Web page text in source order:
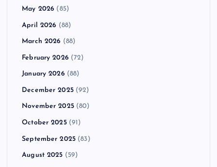
May 2026 (85)
April 2026 (88)
March 2026 (88)
February 2026(72)
January 2026(88)
December 2025(92)
November 2025(80)
October 2025(91)
September 2025 (83)
August 2025 (59)